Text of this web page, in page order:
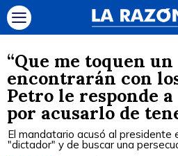
“Que me toquen un
encontrarán con
Petro le responde
por acusarlo de
El mandatario acusó al presidente
"dictador" y de buscar una